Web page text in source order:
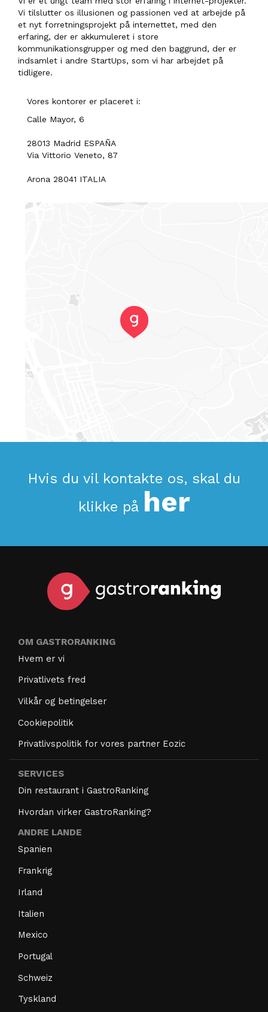
Vi tilslutter os illusionen og passionen ved at arbejde på
et nyt forretningsprojekt på internettet, med den
erfaring, der er akkumuleret i store
kommunikationsgrupper og med den baggrund, der er
indsamlet i andre StartUps, som vi har arbejdet på
tidligere.
Vores kontorer er placeret i:
Calle Mayor, 6
28013 Madrid ESPAÑA
Via Vittorio Veneto, 87
Arona 28041 ITALIA
Hvis du vil kontakte os, skal du
klikke på her
OM GASTRORANKING
Hvem er vi
Privatlivets fred
Vilkår og betingelser
Cookiepolitik
Privatlivspolitik for vores partner Eozic
SERVICES
Din restaurant i GastroRanking
Hvordan virker GastroRanking?
ANDRE LANDE
Spanien
Frankrig
Irland
Italien
Mexico
Portugal
Schweiz
Tyskland